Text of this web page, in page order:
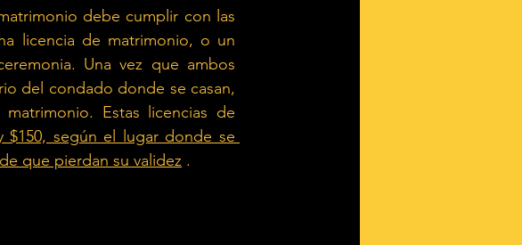
debe cumplir con las
licencia de matrimonio, o un
Una vez que ambos
del condado donde se casan,
Estas licencias de
según el lugar donde se
que pierdan su validez .